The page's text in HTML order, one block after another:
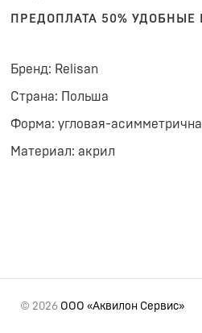
ПРЕДОПЛАТА 50%
Бренд: Relisan
Страна: Польша
Форма: угловая-
Материал: акрил
© 2026 ООО «Аквилон Сервис»